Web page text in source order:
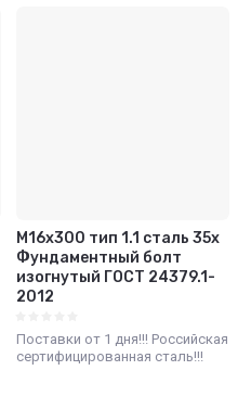
М16x300 тип 1.1 сталь 35х
Фундаментный болт
изогнутый ГОСТ 24379.1-
2012
Поставки от 1 дня!!! Российская
сертифицированная сталь!!!